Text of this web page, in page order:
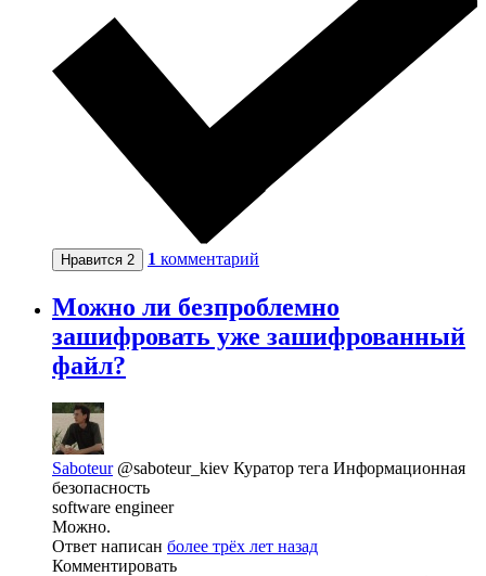
Нравится 2 1 комментарий
Можно ли безпроблемно
зашифровать уже зашифрованный
файл?
Saboteur @saboteur_kiev Куратор тега Информационная
безопасность
software engineer
Можно.
Ответ написан более трёх лет назад
Комментировать